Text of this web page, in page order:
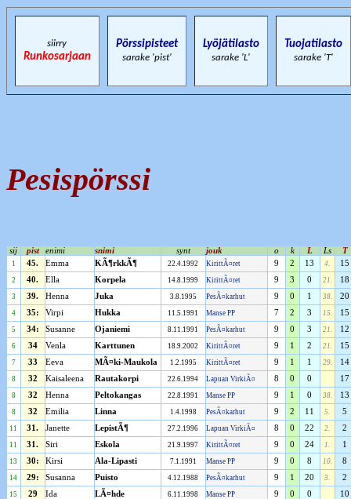
siirry
Runkosarjaan
Pörssipisteet
sarake 'pist'
Lyöjätilasto
sarake 'L'
Tuojatilasto
sarake 'T'
Pesispörssi
sij pist enimi snimi synt jouk o k L Ls T
1 45. Emma KÃ¶rkkÃ¶ 22.4.1992 KirittÃ¤ret 9 2 13 4. 15
2 40. Ella Korpela 14.8.1999 KirittÃ¤ret 9 3 0 21. 18
3 39. Henna Juka 3.8.1995 PesÃ¤karhut 9 0 1 38. 20
4 35: Virpi Hukka 11.5.1991 Manse PP 7 2 3 15. 15
5 34: Susanne Ojaniemi 8.11.1991 PesÃ¤karhut 9 0 3 21. 12
6 34 Venla Karttunen 18.9.2002 KirittÃ¤ret 9 1 2 21. 15
7 33 Eeva MÃ¤ki-Maukola 1.2.1995 KirittÃ¤ret 9 1 1 29. 14
8 32 Kaisaleena Rautakorpi 22.6.1994 Lapuan VirkiÃ¤ 8 0 0 17
8 32 Henna Peltokangas 22.8.1991 Manse PP 9 1 0 38. 13
8 32 Emilia Linna 1.4.1998 PesÃ¤karhut 9 2 11 5. 5
11 31. Janette LepistÃ¶ 27.2.1996 Lapuan VirkiÃ¤ 8 0 22 2. 2
11 31. Siri Eskola 21.9.1997 KirittÃ¤ret 9 0 24 1. 1
13 30: Kirsi Ala-Lipasti 7.1.1991 Manse PP 9 0 8 10. 8
14 29: Susanna Puisto 4.12.1988 PesÃ¤karhut 9 1 20 3. 2
15 29 Ida LÃ¤hde 6.11.1998 Manse PP 9 0 0 10